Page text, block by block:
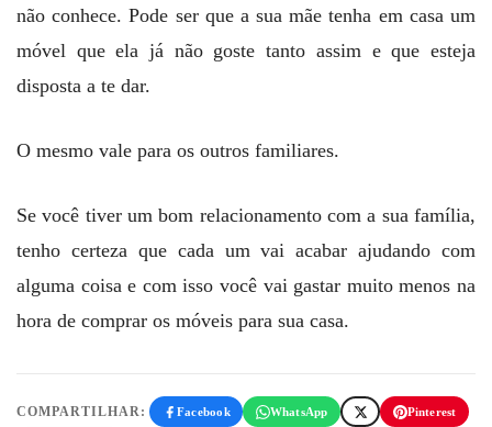
não conhece. Pode ser que a sua mãe tenha em casa um
móvel que ela já não goste tanto assim e que esteja
disposta a te dar.
O mesmo vale para os outros familiares.
Se você tiver um bom relacionamento com a sua família,
tenho certeza que cada um vai acabar ajudando com
alguma coisa e com isso você vai gastar muito menos na
hora de comprar os móveis para sua casa.
COMPARTILHAR: Facebook WhatsApp Pinterest